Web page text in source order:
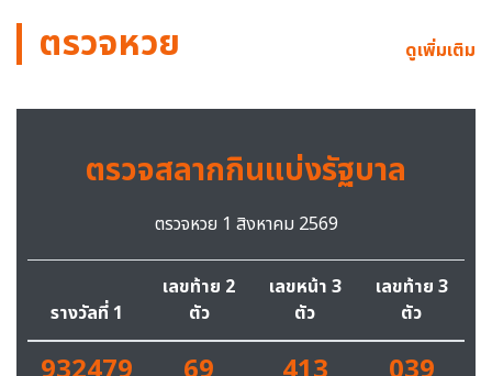
ตรวจหวย ดูเพิ่มเติม
ตรวจสลากกินแบ่งรัฐบาล
ตรวจหวย 1 สิงหาคม 2569
รางวัลที่ 1
เลขท้าย 2
ตัว
เลขหน้า 3
ตัว
เลขท้าย 3
ตัว